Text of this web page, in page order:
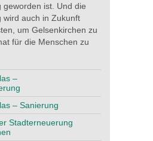
geworden ist. Und die
wird auch in Zukunft
um Gelsenkirchen zu
für die Menschen zu
–
– Sanierung
Stadterneuerung